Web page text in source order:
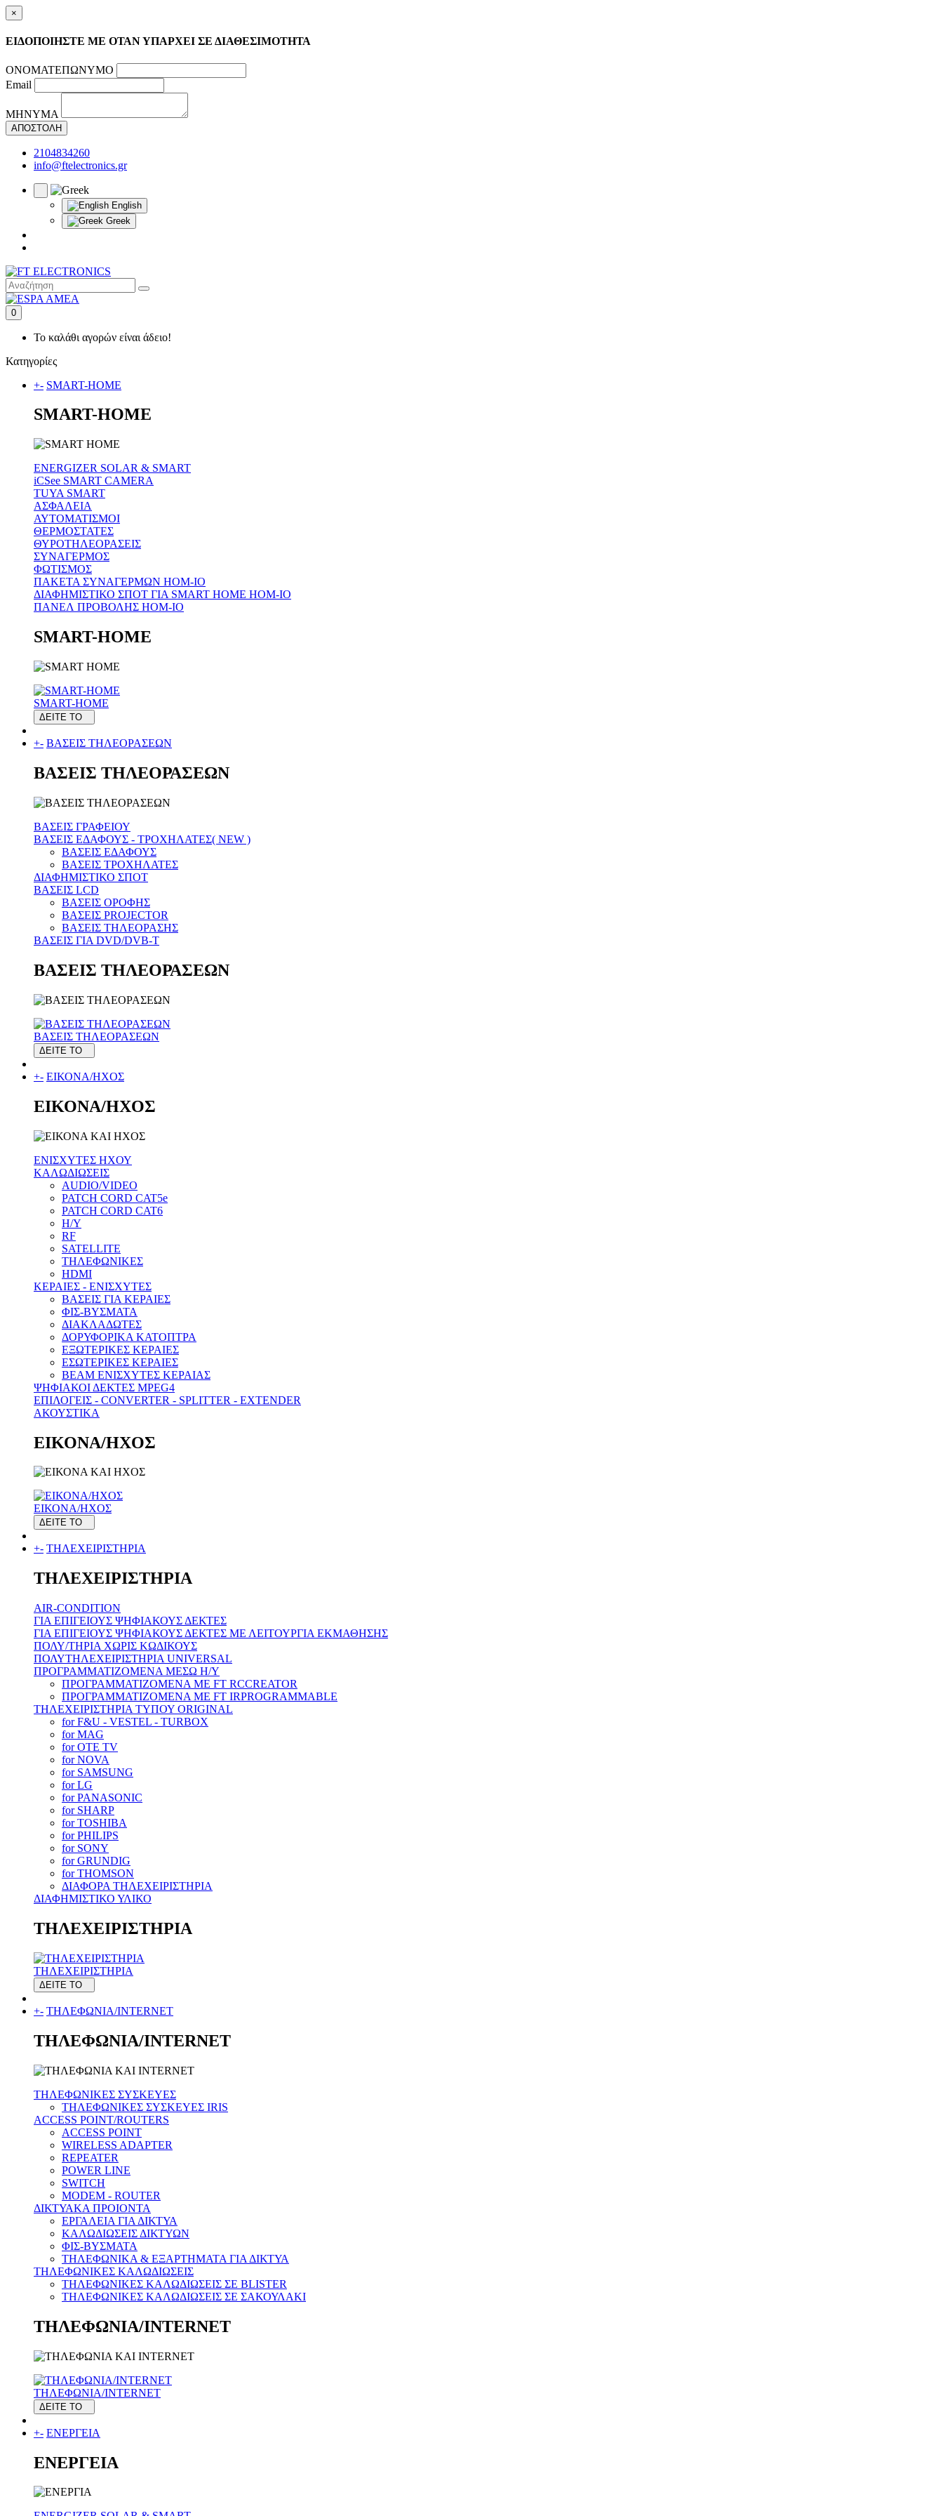
×
ΕΙΔΟΠΟΙΗΣΤΕ ΜΕ ΟΤΑΝ ΥΠΑΡΧΕΙ ΣΕ ΔΙΑΘΕΣΙΜΟΤΗΤΑ
ΟΝΟΜΑΤΕΠΩΝΥΜΟ
Email
ΜΗΝΥΜΑ
ΑΠΟΣΤΟΛΗ
2104834260
info@ftelectronics.gr
English
Greek
0
Το καλάθι αγορών είναι άδειο!
Κατηγορίες
+- SMART-HOME
SMART-HOME
ENERGIZER SOLAR & SMART
iCSee SMART CAMERA
TUYA SMART
ΑΣΦΑΛΕΙΑ
ΑΥΤΟΜΑΤΙΣΜΟΙ
ΘΕΡΜΟΣΤΑΤΕΣ
ΘΥΡΟΤΗΛΕΟΡΑΣΕΙΣ
ΣΥΝΑΓΕΡΜΟΣ
ΦΩΤΙΣΜΟΣ
ΠΑΚΕΤΑ ΣΥΝΑΓΕΡΜΩΝ HOM-IO
ΔΙΑΦΗΜΙΣΤΙΚΟ ΣΠΟΤ ΓΙΑ SMART HOME HOM-IO
ΠΑΝΕΛ ΠΡΟΒΟΛΗΣ HOM-IO
SMART-HOME
SMART-HOME
ΔΕΙΤΕ ΤΟ
+- ΒΑΣΕΙΣ ΤΗΛΕΟΡΑΣΕΩΝ
ΒΑΣΕΙΣ ΤΗΛΕΟΡΑΣΕΩΝ
ΒΑΣΕΙΣ ΓΡΑΦΕΙΟΥ
ΒΑΣΕΙΣ ΕΔΑΦΟΥΣ - ΤΡΟΧΗΛΑΤΕΣ( NEW )
ΒΑΣΕΙΣ ΕΔΑΦΟΥΣ
ΒΑΣΕΙΣ ΤΡΟΧΗΛΑΤΕΣ
ΔΙΑΦΗΜΙΣΤΙΚΟ ΣΠΟΤ
ΒΑΣΕΙΣ LCD
ΒΑΣΕΙΣ ΟΡΟΦΗΣ
ΒΑΣΕΙΣ PROJECTOR
ΒΑΣΕΙΣ ΤΗΛΕΟΡΑΣΗΣ
ΒΑΣΕΙΣ ΓΙΑ DVD/DVB-T
ΒΑΣΕΙΣ ΤΗΛΕΟΡΑΣΕΩΝ
ΒΑΣΕΙΣ ΤΗΛΕΟΡΑΣΕΩΝ
ΔΕΙΤΕ ΤΟ
+- ΕΙΚΟΝΑ/ΗΧΟΣ
ΕΙΚΟΝΑ/ΗΧΟΣ
ΕΝΙΣΧΥΤΕΣ ΗΧΟΥ
ΚΑΛΩΔΙΩΣΕΙΣ
AUDIO/VIDEO
PATCH CORD CAT5e
PATCH CORD CAT6
H/Y
RF
SATELLITE
ΤΗΛΕΦΩΝΙΚΕΣ
HDMI
ΚΕΡΑΙΕΣ - ENΙΣΧΥΤΕΣ
ΒΑΣΕΙΣ ΓΙΑ ΚΕΡΑΙΕΣ
ΦΙΣ-ΒΥΣΜΑΤΑ
ΔΙΑΚΛΑΔΩΤΕΣ
ΔΟΡΥΦΟΡΙΚΑ ΚΑΤΟΠΤΡΑ
ΕΞΩΤΕΡΙΚΕΣ ΚΕΡΑΙΕΣ
ΕΣΩΤΕΡΙΚΕΣ ΚΕΡΑΙΕΣ
BEAM ΕΝΙΣΧΥΤΕΣ ΚΕΡΑΙΑΣ
ΨΗΦΙΑΚΟΙ ΔΕΚΤΕΣ MPEG4
ΕΠΙΛΟΓΕΙΣ - CONVERTER - SPLITTER - EXTENDER
ΑΚΟΥΣΤΙΚΑ
ΕΙΚΟΝΑ/ΗΧΟΣ
ΕΙΚΟΝΑ/ΗΧΟΣ
ΔΕΙΤΕ ΤΟ
+- ΤΗΛΕΧΕΙΡΙΣΤΗΡΙΑ
ΤΗΛΕΧΕΙΡΙΣΤΗΡΙΑ
AIR-CONDITION
ΓΙΑ ΕΠΙΓΕΙΟΥΣ ΨΗΦΙΑΚΟΥΣ ΔΕΚΤΕΣ
ΓΙΑ ΕΠΙΓΕΙΟΥΣ ΨΗΦΙΑΚΟΥΣ ΔΕΚΤΕΣ ΜΕ ΛΕΙΤΟΥΡΓΙΑ ΕΚΜΑΘΗΣΗΣ
ΠΟΛΥ/ΤΗΡΙΑ ΧΩΡΙΣ ΚΩΔΙΚΟΥΣ
ΠΟΛΥΤΗΛΕΧΕΙΡΙΣΤΗΡΙΑ UNIVERSAL
ΠΡΟΓΡΑΜΜΑΤΙΖΟΜΕΝΑ ΜΕΣΩ H/Y
ΠΡΟΓΡΑΜΜΑΤΙΖΟΜΕΝΑ ΜΕ FT RCCREATOR
ΠΡΟΓΡΑΜΜΑΤΙΖΟΜΕΝΑ ΜΕ FT IRPROGRAMMABLE
ΤΗΛΕΧΕΙΡΙΣΤΗΡΙΑ ΤΥΠΟΥ ORIGINAL
for F&U - VESTEL - TURBOX
for MAG
for OTE TV
for NOVA
for SAMSUNG
for LG
for PANASONIC
for SHARP
for TOSHIBA
for PHILIPS
for SONY
for GRUNDIG
for THOMSON
ΔΙΑΦΟΡΑ ΤΗΛΕΧΕΙΡΙΣΤΗΡΙΑ
ΔΙΑΦΗΜΙΣΤΙΚΟ ΥΛΙΚΟ
ΤΗΛΕΧΕΙΡΙΣΤΗΡΙΑ
ΤΗΛΕΧΕΙΡΙΣΤΗΡΙΑ
ΔΕΙΤΕ ΤΟ
+- ΤΗΛΕΦΩΝΙΑ/INTERNET
ΤΗΛΕΦΩΝΙΑ/INTERNET
ΤΗΛΕΦΩΝΙΚΕΣ ΣΥΣΚΕΥΕΣ
ΤΗΛΕΦΩΝΙΚΕΣ ΣΥΣΚΕΥΕΣ IRIS
ACCESS POINT/ROUTERS
ACCESS POINT
WIRELESS ADAPTER
REPEATER
POWER LINE
SWITCH
MODEM - ROUTER
ΔΙΚΤΥΑΚΑ ΠΡΟΙΟΝΤΑ
ΕΡΓΑΛΕΙΑ ΓΙΑ ΔΙΚΤΥΑ
ΚΑΛΩΔΙΩΣΕΙΣ ΔΙΚΤΥΩΝ
ΦΙΣ-ΒΥΣΜΑΤΑ
THΛΕΦΩΝΙΚΑ & ΕΞΑΡΤΗΜΑΤΑ ΓΙΑ ΔΙΚΤΥΑ
ΤΗΛΕΦΩΝΙΚΕΣ ΚΑΛΩΔΙΩΣΕΙΣ
ΤΗΛΕΦΩΝΙΚΕΣ ΚΑΛΩΔΙΩΣΕΙΣ ΣΕ BLISTER
ΤΗΛΕΦΩΝΙΚΕΣ ΚΑΛΩΔΙΩΣΕΙΣ ΣΕ ΣΑΚΟΥΛΑΚΙ
ΤΗΛΕΦΩΝΙΑ/INTERNET
ΤΗΛΕΦΩΝΙΑ/INTERNET
ΔΕΙΤΕ ΤΟ
+- ΕΝΕΡΓΕΙΑ
ΕΝΕΡΓΕΙΑ